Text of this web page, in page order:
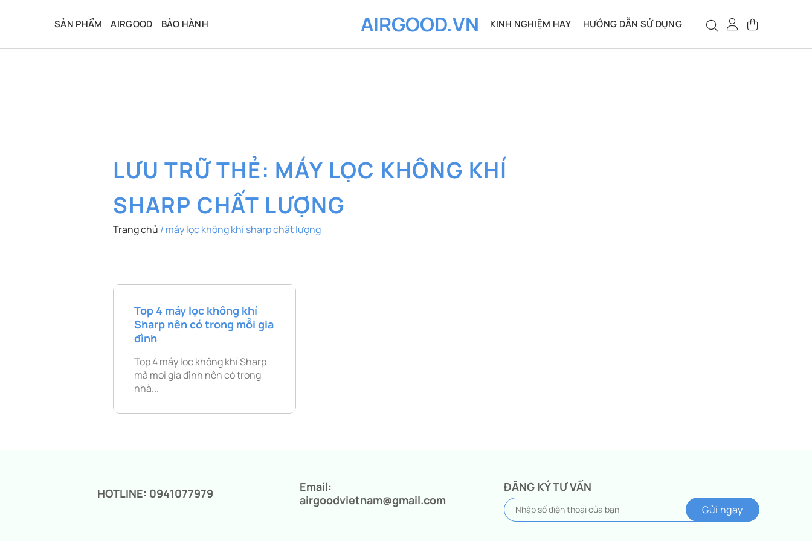
dung
AIRGOOD.VN
SẢN PHẨM AIRGOOD BẢO HÀNH KINH NGHIỆM HAY HƯỚNG DẪN SỬ DỤNG
LƯU TRỮ THẺ: MÁY LỌC KHÔNG KHÍ
SHARP CHẤT LƯỢNG
Trang chủ / máy lọc không khí sharp chất lượng
Top 4 máy lọc không khí
Sharp nên có trong mỗi gia
đình
Top 4 máy lọc không khí Sharp
mà mọi gia đình nên có trong
nhà...
HOTLINE: 0941077979
Email:
airgoodvietnam@gmail.com
ĐĂNG KÝ TƯ VẤN